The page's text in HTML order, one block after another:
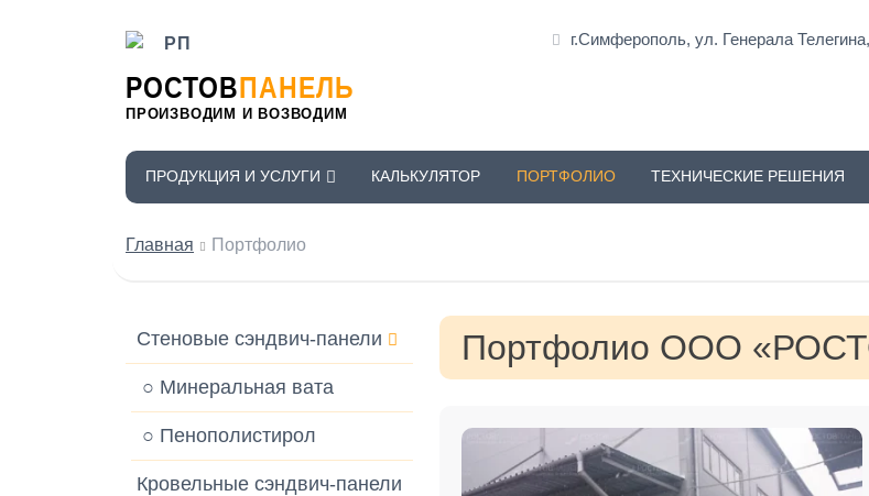
РОСТОВПАНЕЛЬ
ПРОИЗВОДИМ И ВОЗВОДИМ
г.Симферополь, ул. Генерала
ПРОДУКЦИЯ И УСЛУГИ КАЛЬКУЛЯТОР ПОРТФОЛИО ТЕХНИЧЕСКИЕ РЕШЕНИЯ
Главная Портфолио
Стеновые сэндвич-панели
○ Минеральная вата
○ Пенополистирол
Кровельные сэндвич-панели
Портфолио ООО